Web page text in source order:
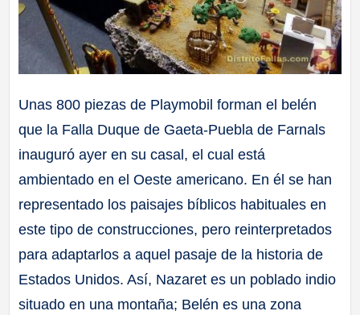
Unas 800 piezas de Playmobil forman el belén
que la Falla Duque de Gaeta-Puebla de Farnals
inauguró ayer en su casal, el cual está
ambientado en el Oeste americano. En él se han
representado los paisajes bíblicos habituales en
este tipo de construcciones, pero reinterpretados
para adaptarlos a aquel pasaje de la historia de
Estados Unidos. Así, Nazaret es un poblado indio
situado en una montaña; Belén es una zona